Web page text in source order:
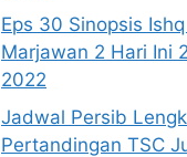
Eps 30 Sinopsis
Marjawan 2 Hari Ini
2022
Jadwal Persib
Pertandingan TSC